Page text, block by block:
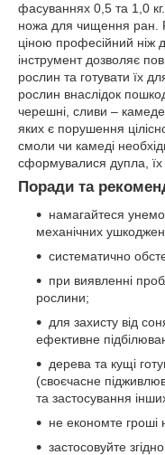
фасуваннях 0,5 та 1,0
ножа для чищення ран.
ціною професійний
інструмент дозволяє
рослин та готувати їх
рослин внаслідок
черешні, сливи –
яких є порушення
смоли чи камеді
сформувалися дупла, їх
Поради та
намагайтеся
механічних
систематично
при виявленні
рослини;
для захисту від
ефективне
дерева та кущі
(своєчасне
та застосування
не економте гроші
застосовуйте